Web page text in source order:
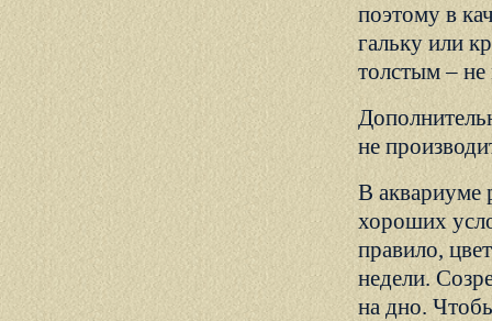
поэтому в
гальку или
толстым –
не
В аквариуме
хороших
правило,
недели.
на дно.